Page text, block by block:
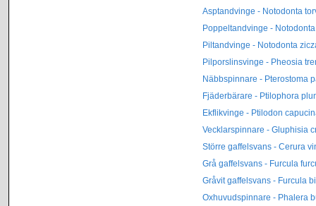
Asptandvinge - Notodonta
Poppeltandvinge -
Piltandvinge - Notodonta
Pilporslinsvinge - Pheosia
Näbbspinnare - Pterostoma
Fjäderbärare - Ptilophora
Ekflikvinge - Ptilodon
Vecklarspinnare - Gluphisia
Större gaffelsvans - Cerura
Grå gaffelsvans - Furcula
Gråvit gaffelsvans - Furcula
Oxhuvudspinnare - Phalera